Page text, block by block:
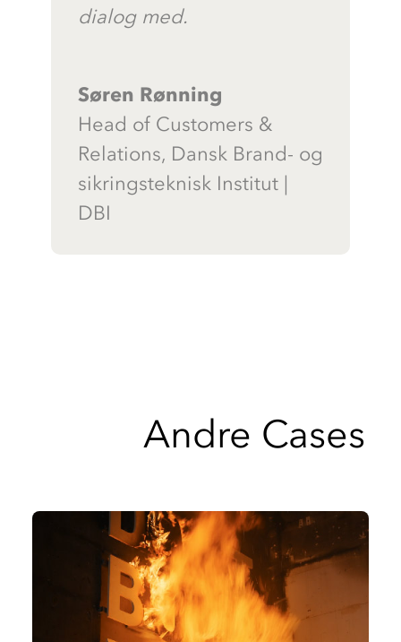
dialog med.
Søren Rønning
Head of Customers &
Relations, Dansk Brand- og
sikringsteknisk Institut |
DBI
Andre Cases